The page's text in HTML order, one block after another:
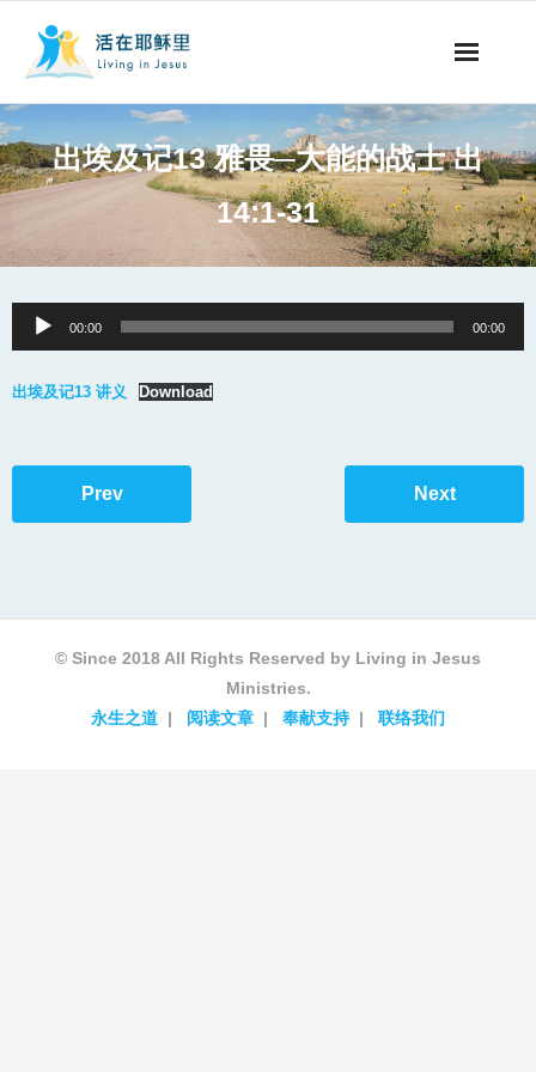
视听节目
阅读文章
永生之道
出埃及记13 雅畏─大能的战士 出
14:1-31
Audio
Player
00:00 00:00
出埃及记13 讲义 Download
Prev Next
© Since 2018 All Rights Reserved by Living in Jesus
Ministries.
永生之道
阅读文章 奉献支持 联络我们